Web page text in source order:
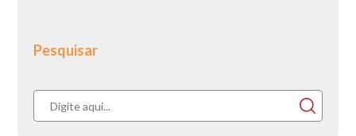
Pesquisar